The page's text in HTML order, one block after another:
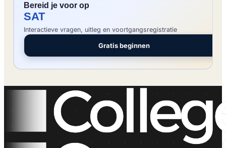
Bereid je voor op
SAT
Interactieve vragen, uitleg en voortgangsregistratie
Gratis beginnen